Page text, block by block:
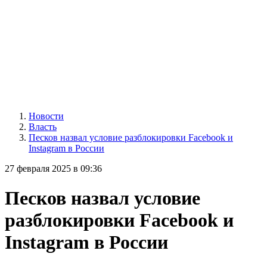
Новости
Власть
Песков назвал условие разблокировки Facebook и
Instagram в России
27 февраля 2025 в 09:36
Песков назвал условие
разблокировки Facebook и
Instagram в России